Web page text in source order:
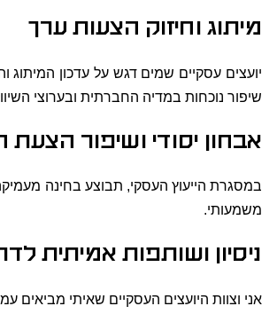
מיתוג וחיזוק הצעות ערך
יועצים עסקיים שמים דגש על עדכון המיתוג
שיפור נוכחות במדיה החברתית ובערוצי
אבחון יסודי ושיפור הצעת
במסגרת הייעוץ העסקי, תבוצע בחינה
משמעותי.
ניסיון ושותפות אמיתית
אני וצוות היועצים העסקיים שאיתי מביאים